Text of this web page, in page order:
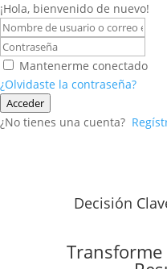
¡Hola, bienvenido de nuevo!
Mantenerme conectado
¿Olvidaste la contraseña?
Acceder
¿No tienes una cuenta?
Decisión